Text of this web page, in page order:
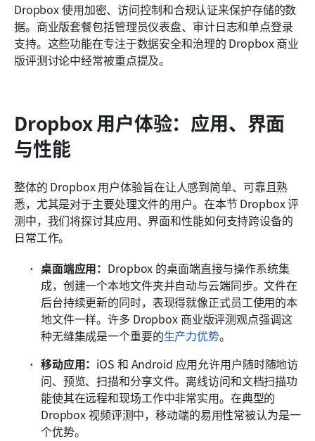
Dropbox 使用加密、访问控制和合规认证来保护存储的数
据。商业版套餐包括管理员仪表盘、审计日志和单点登录
支持。这些功能在专注于数据安全和治理的 Dropbox 商业
版评测讨论中经常被重点提及。
Dropbox 用户体验：应用、界面
与性能
整体的 Dropbox 用户体验旨在让人感到简单、可靠且熟
悉，尤其是对于主要处理文件的用户。在本节 Dropbox 评
测中，我们将探讨其应用、界面和性能如何支持跨设备的
日常工作。
桌面端应用： Dropbox 的桌面端直接与操作系统集
成，创建一个本地文件夹并自动与云端同步。文件在
后台持续更新的同时，表现得就像正式员工使用的本
地文件一样。许多 Dropbox 商业版评测观点强调这
种无缝集成是一个重要的生产力优势。
移动应用： iOS 和 Android 应用允许用户随时随地访
问、预览、扫描和分享文件。离线访问和文档扫描功
能使其在远程和现场工作中非常实用。在典型的
Dropbox 视频评测中，移动端的易用性常被认为是一
个优势。